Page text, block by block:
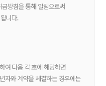
방침을 통해 알림으로써
니다.
여 다음 각 호에 해당하면
자와 계약을 체결하는 경우에는